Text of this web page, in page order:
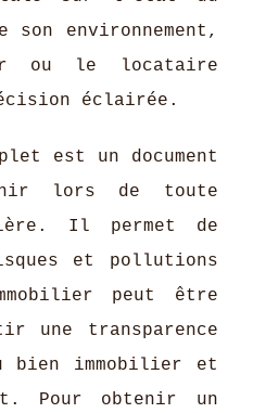
environnement,
ou le locataire
éclairée.
est un document
lors de toute
Il permet de
et pollutions
peut être
une transparence
immobilier et
Pour obtenir un